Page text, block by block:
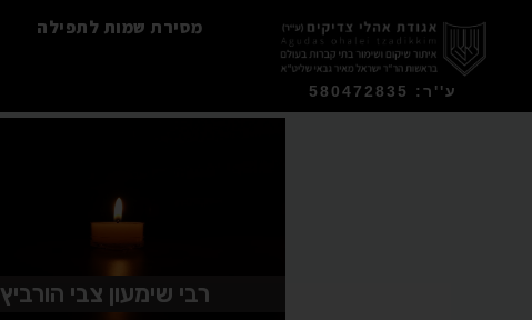
ע''ר: 580472835
מסירת שמות לתפילה
רבי שימעון צבי הורביץ